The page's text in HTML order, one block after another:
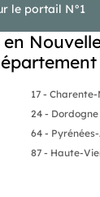
le portail N°1
17 -
24 - Dordogne
64 -
87 - Haute-